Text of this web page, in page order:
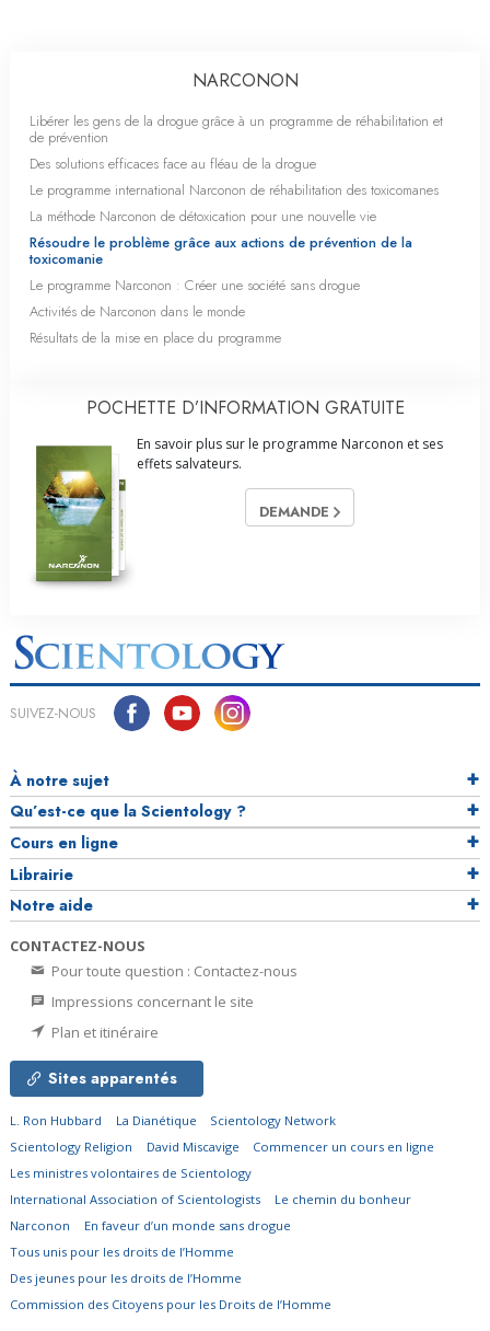
NARCONON
Libérer les gens de la drogue grâce à un programme de réhabilitation et
de prévention
Des solutions efficaces face au fléau de la drogue
Le programme international Narconon de réhabilitation des toxicomanes
La méthode Narconon de détoxication pour une nouvelle vie
Résoudre le problème grâce aux actions de prévention de la
toxicomanie
Le programme Narconon : Créer une société sans drogue
Activités de Narconon dans le monde
Résultats de la mise en place du programme
POCHETTE D’INFORMATION GRATUITE
En savoir plus sur le programme Narconon et ses
effets salvateurs.
DEMANDE
SUIVEZ-NOUS
À notre sujet
Qu’est-ce que la Scientology ?
Cours en ligne
Librairie
Notre aide
CONTACTEZ-NOUS
Pour toute question : Contactez-nous
Impressions concernant le site
Plan et itinéraire
Sites apparentés
L. Ron Hubbard La Dianétique
Scientology Network
Scientology Religion
David Miscavige
Commencer un cours en ligne
Les ministres volontaires de Scientology
International Association of Scientologists
Le chemin du bonheur
Narconon
En faveur d’un monde sans drogue
Tous unis pour les droits de l’Homme
Des jeunes pour les droits de l’Homme
Commission des Citoyens pour les Droits de l’Homme